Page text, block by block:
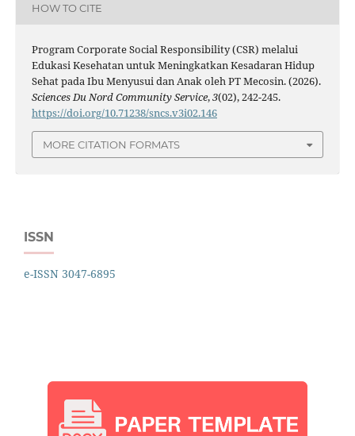
HOW TO CITE
Program Corporate Social Responsibility (CSR) melalui
Edukasi Kesehatan untuk Meningkatkan Kesadaran Hidup
Sehat pada Ibu Menyusui dan Anak oleh PT Mecosin. (2026).
Sciences Du Nord Community Service,3(02), 242-245.
https://doi.org/10.71238/sncs.v3i02.146
MORE CITATION FORMATS
ISSN
e-ISSN 3047-6895